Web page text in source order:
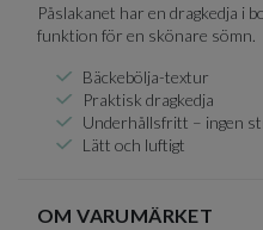
Påslakanet har en dragkedja i
funktion för en skönare sömn.
Bäckebölja-textur
Praktisk dragkedja
Underhållsfritt – ingen
Lätt och luftigt
OM VARUMÄRKET